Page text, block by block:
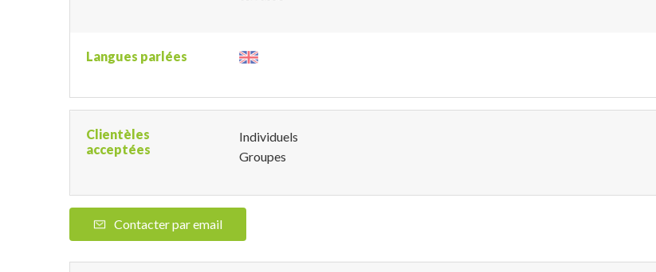
Langues parlées
Clientèles
acceptées
Individuels
Groupes
Contacter par email